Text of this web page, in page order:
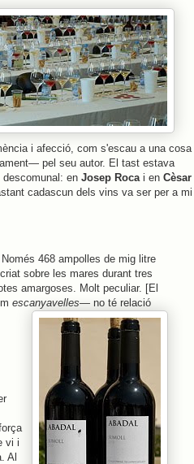
i afecció, com s'escau a una cosa
pel seu autor. El tast estava
descomunal: en Josep Rocai en Cèsar
cadascun dels vins va ser per a mi
468 ampolles de mig litre
sobre les mares durant tres
amargoses. Molt peculiar. [El
escanyavelles— no té relació
vi i
Al